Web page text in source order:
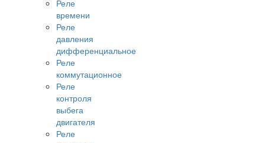
Реле
времени
Реле
давления
дифференциальное
Реле
коммутационное
Реле
контроля
выбега
двигателя
Реле